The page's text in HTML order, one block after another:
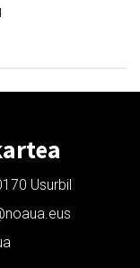
Usurbil